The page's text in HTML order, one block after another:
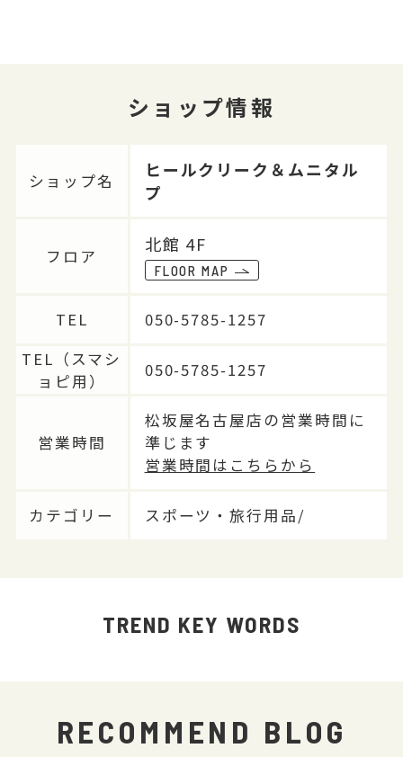
ショップ情報
ショップ名
ヒールクリーク＆ムニタル
プ
フロア
北館 4F
FLOOR MAP
TEL
050-5785-1257
TEL（スマシ
ョピ用）
050-5785-1257
営業時間
松坂屋名古屋店の営業時間に
準じます
営業時間はこちらから
カテゴリー スポーツ・旅行用品/
TREND KEY WORDS
RECOMMEND BLOG